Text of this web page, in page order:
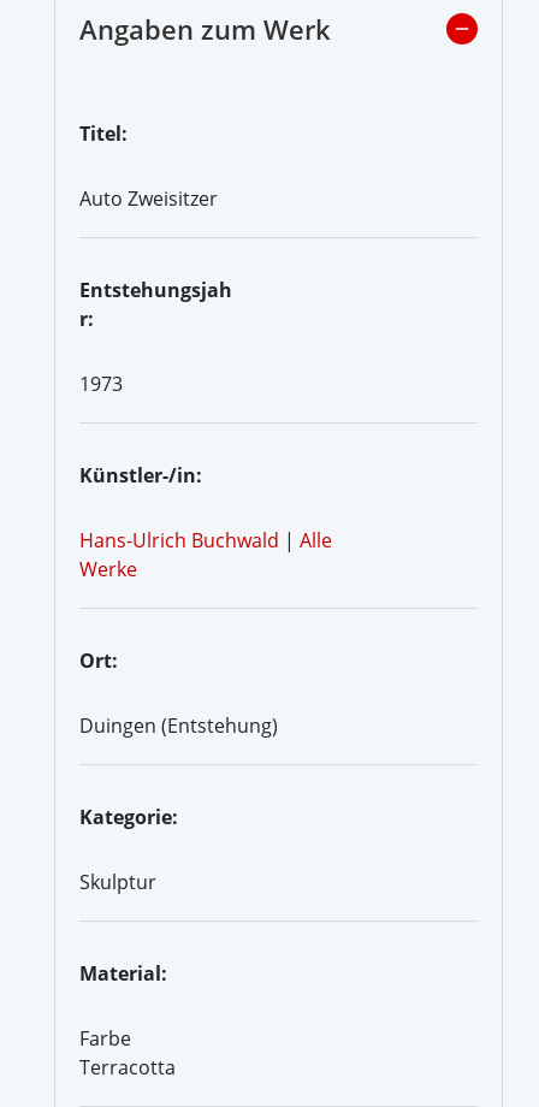
Angaben zum Werk
Titel:
Auto Zweisitzer
Entstehungsjah
r:
1973
Künstler-/in:
Hans-Ulrich Buchwald | Alle
Werke
Ort:
Duingen (Entstehung)
Kategorie:
Skulptur
Material:
Farbe
Terracotta